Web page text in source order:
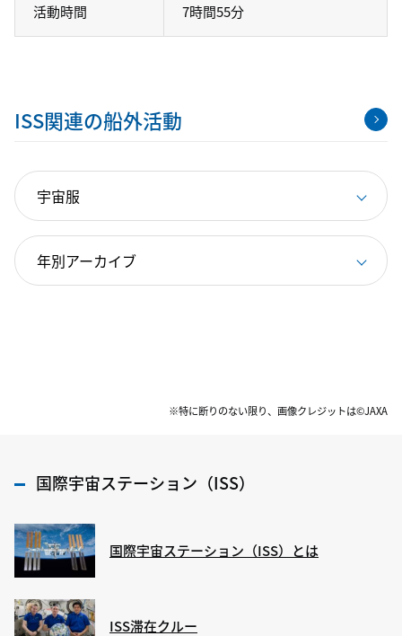
活動時間 7時間55分
ISS関連の船外活動
※特に断りのない限り、画像クレジットは©JAXA
国際宇宙ステーション（ISS）
国際宇宙ステーション（ISS）とは
ISS滞在クルー